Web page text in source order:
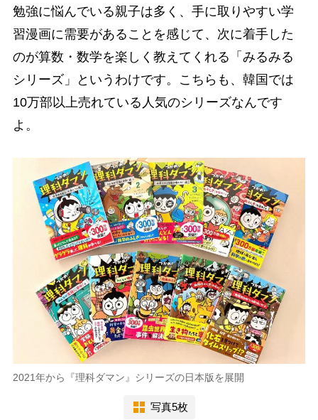
勉強に悩んでいる親子は多く、手に取りやすい学
習漫画に需要があることを感じて、次に着手した
のが算数・数学を楽しく教えてくれる「みるみる
シリーズ」というわけです。こちらも、韓国では
10万部以上売れている人気のシリーズなんです
よ。
2021年から『理科ダマン』シリーズの日本版を展開
写真5枚